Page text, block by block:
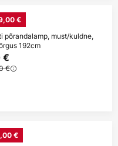
€
põrandalamp, must/kuldne,
192cm
€
€
€